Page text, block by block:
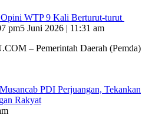
WTP 9 Kali Berturut-turut
pm5 Juni 2026 | 11:31 am
– Pemerintah Daerah (Pemda)
PDI Perjuangan, Tekankan
Rakyat